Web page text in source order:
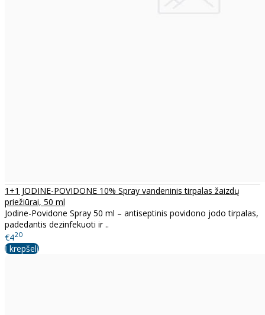
1+1 JODINE-POVIDONE 10% Spray vandeninis tirpalas žaizdų
priežiūrai, 50 ml
Jodine-Povidone Spray 50 ml – antiseptinis povidono jodo tirpalas,
padedantis dezinfekuoti ir ..
€420
Į krepšelį